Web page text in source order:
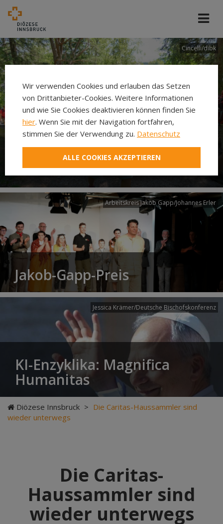
Cincelli/dibk
Neuer Pilgerweg Via
Laudato si’
Arbeitskreis Jakob Gapp/Johannes Erler
Jakob-Gapp-Preis
Jessica Krämer/Deutsche Bischofskonferenz
KI-Enzyklika: Magnifica
Humanitas
Diözese Innsbruck > Die Caritas-Haussammler sind
wieder unterwegs
Die Caritas-
Haussammler sind
wieder unterwegs
Wir verwenden Cookies und erlauben das Setzen
von Drittanbieter-Cookies. Weitere Informationen
und wie Sie Cookies deaktivieren können finden Sie
hier. Wenn Sie mit der Navigation fortfahren,
stimmen Sie der Verwendung zu. Datenschutz
ALLE COOKIES AKZEPTIEREN